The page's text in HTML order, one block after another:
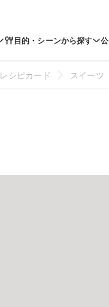
目的・シーンから探す
レシピカード スイーツ